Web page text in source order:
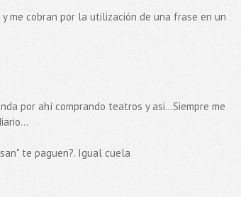
me cobran por la utilización de una frase en un
por ahí comprando teatros y asi...Siempre me
te paguen?. Igual cuela